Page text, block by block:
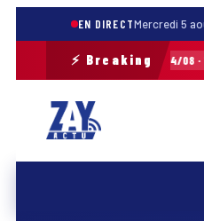
EN DIRECTMercredi 5
⚡ Breaking
MARTINIQUE 04/08 ·